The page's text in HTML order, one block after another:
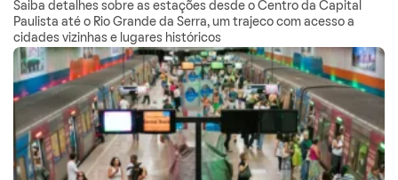
Saiba detalhes sobre as estações desde o Centro da Capital
Paulista até o Rio Grande da Serra, um trajeco com acesso a
cidades vizinhas e lugares históricos